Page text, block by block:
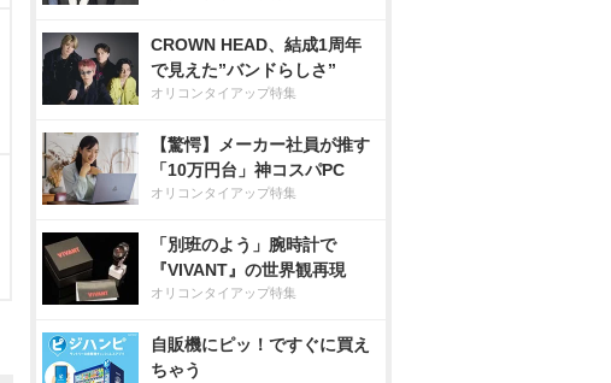
CROWN HEAD、結成1周年
で見えた”バンドらしさ”
オリコンタイアップ特集
【驚愕】メーカー社員が推す
「10万円台」神コスパPC
オリコンタイアップ特集
「別班のよう」腕時計で
『VIVANT』の世界観再現
オリコンタイアップ特集
自販機にピッ！ですぐに買え
ちゃう